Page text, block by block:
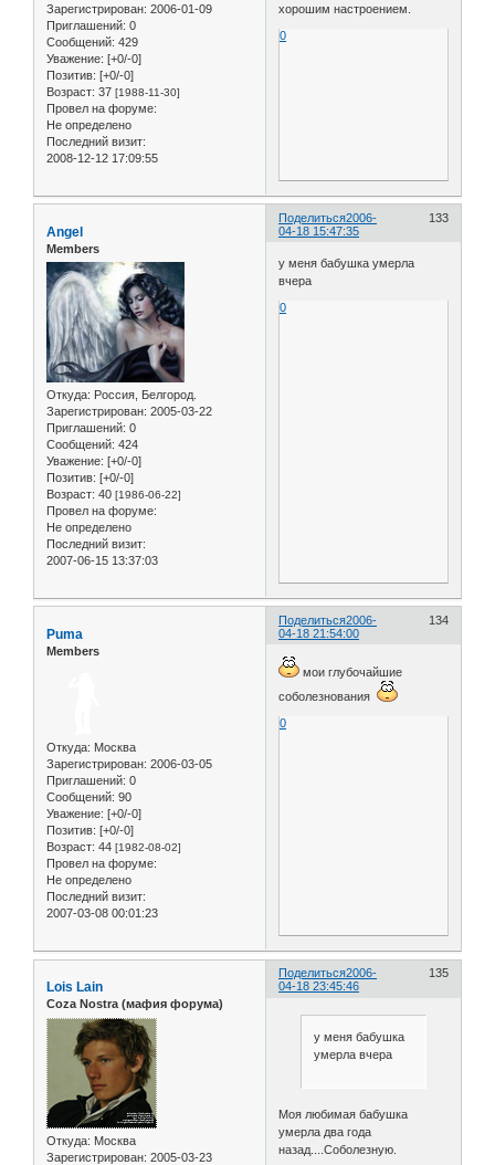
Зарегистрирован: 2006-01-09
Приглашений: 0
Сообщений: 429
Уважение: [+0/-0]
Позитив: [+0/-0]
Возраст: 37 [1988-11-30]
Провел на форуме:
Не определено
Последний визит:
2008-12-12 17:09:55
хорошим настроением.
0
Поделиться 133
2006-
04-18 15:47:35
Angel
Members
Откуда: Россия, Белгород.
Зарегистрирован: 2005-03-22
Приглашений: 0
Сообщений: 424
Уважение: [+0/-0]
Позитив: [+0/-0]
Возраст: 40 [1986-06-22]
Провел на форуме:
Не определено
Последний визит:
2007-06-15 13:37:03
у меня бабушка умерла
вчера
0
Поделиться 134
2006-
04-18 21:54:00
Puma
Members
Откуда: Москва
Зарегистрирован: 2006-03-05
Приглашений: 0
Сообщений: 90
Уважение: [+0/-0]
Позитив: [+0/-0]
Возраст: 44 [1982-08-02]
Провел на форуме:
Не определено
Последний визит:
2007-03-08 00:01:23
мои глубочайшие
соболезнования
0
Поделиться 135
2006-
04-18 23:45:46
Lois Lain
Coza Nostra (мафия форума)
Откуда: Москва
Зарегистрирован: 2005-03-23
у меня бабушка
умерла вчера
Моя любимая бабушка
умерла два года
назад....Соболезную.